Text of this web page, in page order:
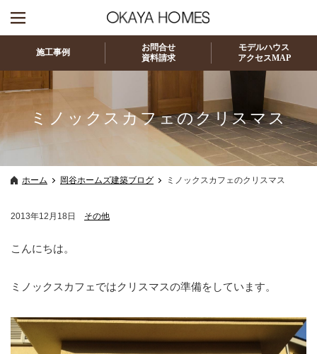
施工事例
お問合せ
資料請求
モデルハウス
アクセスMAP
ミノックスカフェのクリスマス
ホーム 岡谷ホームズ建築ブログ ミノックスカフェのクリスマス
2013年12月18日 その他
こんにちは。
ミノックスカフェではクリスマスの準備をしています。